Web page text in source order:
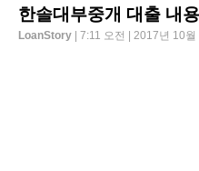
한솔대부중개 대출 내용
LoanStory | 7:11 오전 | 2017년 10월